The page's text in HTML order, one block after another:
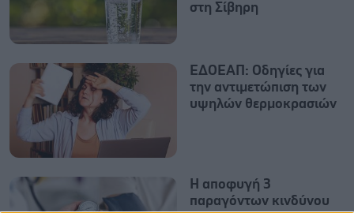
στη Σίβηρη
ΕΔΟΕΑΠ: Οδηγίες για
την αντιμετώπιση των
υψηλών θερμοκρασιών
Η αποφυγή 3
παραγόντων κινδύνου